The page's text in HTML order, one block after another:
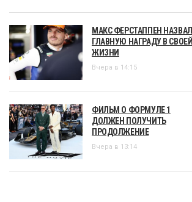
МАКС ФЕРСТАППЕН НАЗВАЛ
ГЛАВНУЮ НАГРАДУ В СВОЕЙ
ЖИЗНИ
Вчера в 14:15
ФИЛЬМ О ФОРМУЛЕ 1
ДОЛЖЕН ПОЛУЧИТЬ
ПРОДОЛЖЕНИЕ
Вчера в 13:14